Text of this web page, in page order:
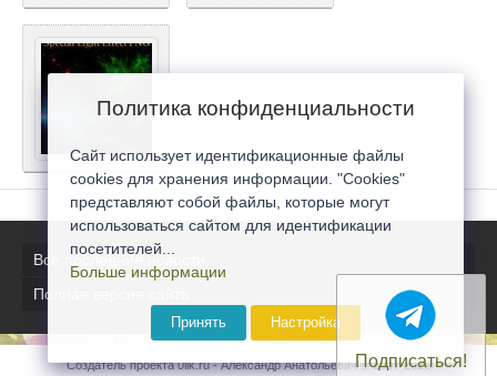
Все последние новости
Полная версия сайта
Создатель проекта 0lik.ru - Александр Анатольевич © 2007-2026
Подписаться!
Политика конфиденциальности
Сайт использует идентификационные файлы
cookies для хранения информации. "Cookies"
представляют собой файлы, которые могут
использоваться сайтом для идентификации
посетителей...
Больше информации
Принять Настройка